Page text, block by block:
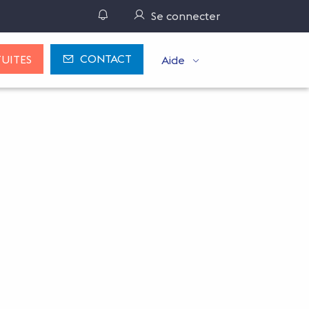
Gérer ses notifications
Se connecter
CONTACT Aide